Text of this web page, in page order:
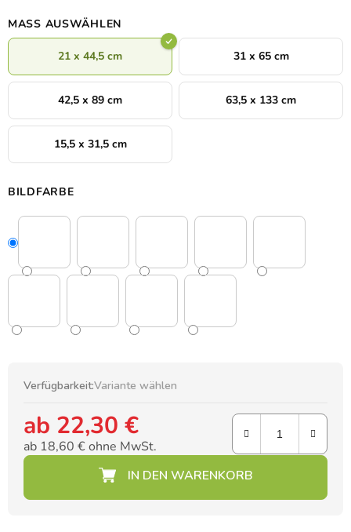
MASS AUSWÄHLEN
21 x 44,5 cm 31 x 65 cm
42,5 x 89 cm 63,5 x 133 cm
15,5 x 31,5 cm
BILDFARBE
Verfügbarkeit:Variante wählen
ab 22,30 €
ab 18,60 €ohne MwSt.